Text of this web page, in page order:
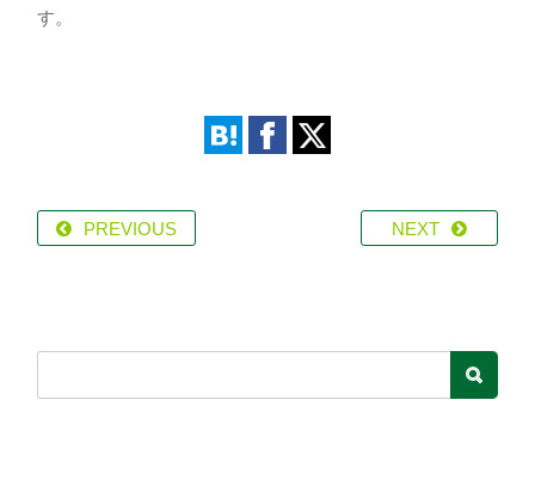
す。
PREVIOUS NEXT